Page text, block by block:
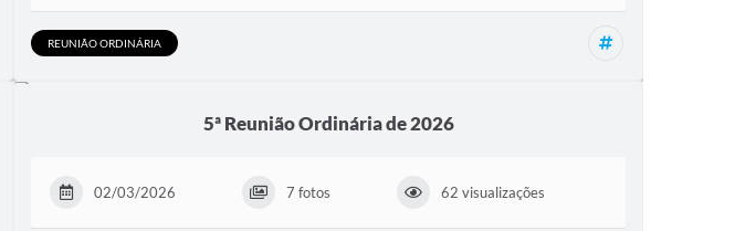
Reunião Ordinária, Reuniões
REUNIÃO ORDINÁRIA
5ª Reunião Ordinária de 2026
02/03/2026 7 fotos 62 visualizações